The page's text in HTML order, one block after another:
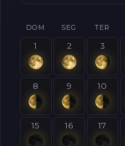
DOM SEG TER
1 2 3
8 9 10
15 16 17